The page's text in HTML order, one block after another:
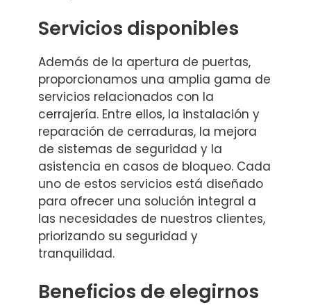
Servicios disponibles
Además de la apertura de puertas,
proporcionamos una amplia gama de
servicios relacionados con la
cerrajería. Entre ellos, la instalación y
reparación de cerraduras, la mejora
de sistemas de seguridad y la
asistencia en casos de bloqueo. Cada
uno de estos servicios está diseñado
para ofrecer una solución integral a
las necesidades de nuestros clientes,
priorizando su seguridad y
tranquilidad.
Beneficios de elegirnos